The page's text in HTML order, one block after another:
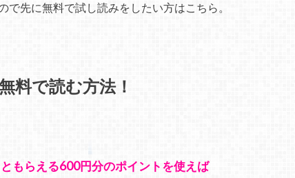
で先に無料で試し読みをしたい方はこちら。
料で読む方法！
もらえる600円分のポイントを使えば